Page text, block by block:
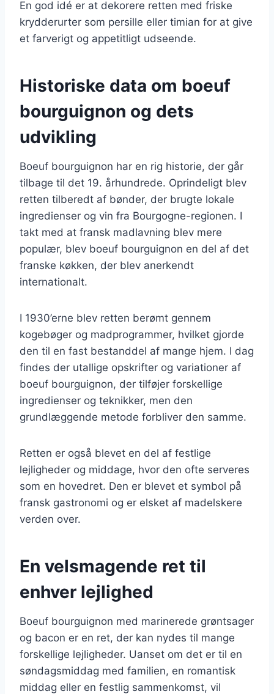
En god idé er at dekorere retten med friske
krydderurter som persille eller timian for at give
et farverigt og appetitligt udseende.
Historiske data om boeuf
bourguignon og dets
udvikling
Boeuf bourguignon har en rig historie, der går
tilbage til det 19. århundrede. Oprindeligt blev
retten tilberedt af bønder, der brugte lokale
ingredienser og vin fra Bourgogne-regionen. I
takt med at fransk madlavning blev mere
populær, blev boeuf bourguignon en del af det
franske køkken, der blev anerkendt
internationalt.
I 1930’erne blev retten berømt gennem
kogebøger og madprogrammer, hvilket gjorde
den til en fast bestanddel af mange hjem. I dag
findes der utallige opskrifter og variationer af
boeuf bourguignon, der tilføjer forskellige
ingredienser og teknikker, men den
grundlæggende metode forbliver den samme.
Retten er også blevet en del af festlige
lejligheder og middage, hvor den ofte serveres
som en hovedret. Den er blevet et symbol på
fransk gastronomi og er elsket af madelskere
verden over.
En velsmagende ret til
enhver lejlighed
Boeuf bourguignon med marinerede grøntsager
og bacon er en ret, der kan nydes til mange
forskellige lejligheder. Uanset om det er til en
søndagsmiddag med familien, en romantisk
middag eller en festlig sammenkomst, vil